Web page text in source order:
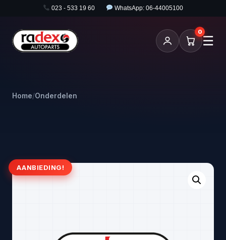
023 - 533 19 60 WhatsApp: 06-44005100
0
☰
Home/Onderdelen
AANBIEDING!